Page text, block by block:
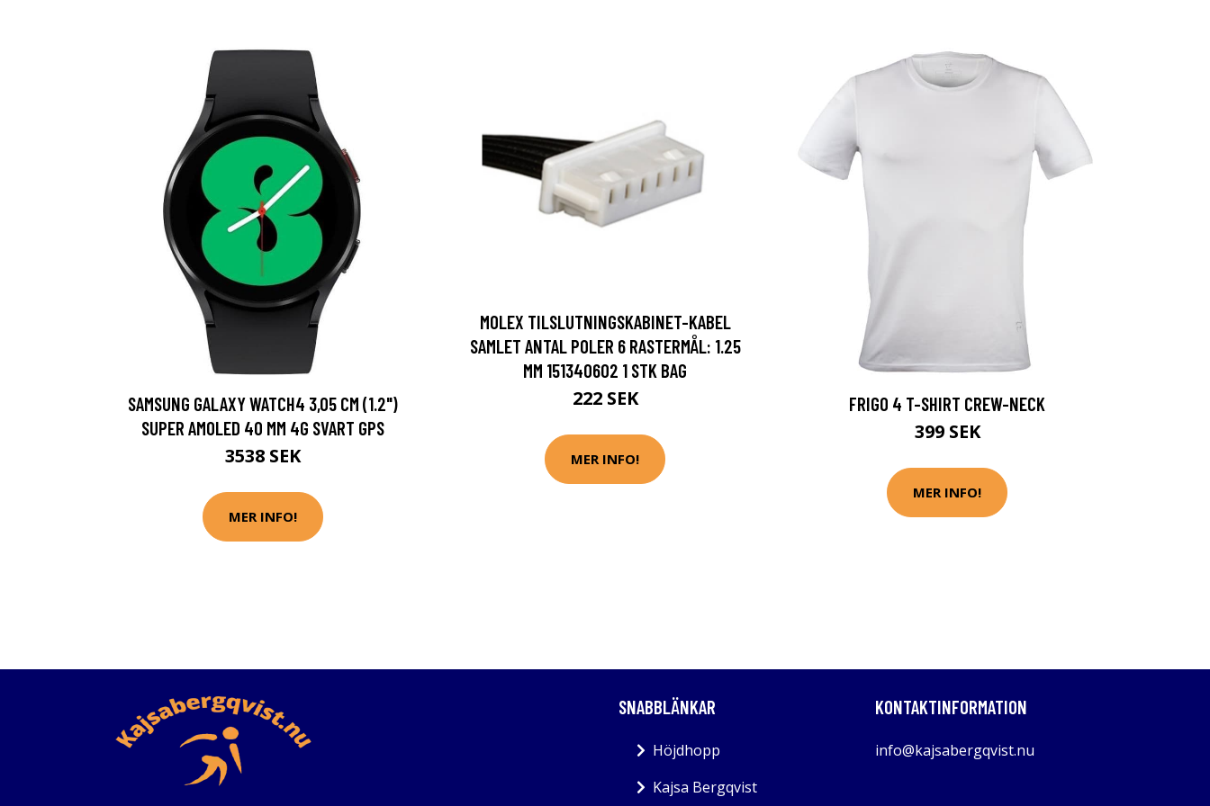
SAMSUNG GALAXY WATCH4 3,05 CM (1.2")
SUPER AMOLED 40 MM 4G SVART GPS
3538 SEK
MER INFO!
MOLEX TILSLUTNINGSKABINET-KABEL
SAMLET ANTAL POLER 6 RASTERMÅL: 1.25
MM 151340602 1 STK BAG
222 SEK
MER INFO!
FRIGO 4 T-SHIRT CREW-NECK
399 SEK
MER INFO!
SNABBLÄNKAR
Höjdhopp
Kajsa Bergqvist
KONTAKTINFORMATION
info@kajsabergqvist.nu